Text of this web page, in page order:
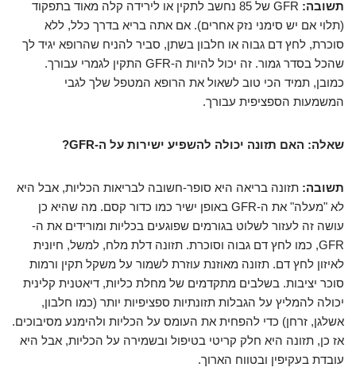
תשובה:
GFR של 85 נחשב לתקין או לירידה קלה מאוד בתפקוד
(תלוי אם יש סימני נזק אחרים). אם אתה בריא בדרך כלל, ללא
סוכרת, לחץ דם גבוה או חלבון בשתן, סביר להניח שהרופא יגיד לך
שהכל בסדר גמור. זה יכול להיות ה-GFR התקין לגמרי עבורך.
כמובן, תמיד הכי טוב לשאול את הרופא המטפל שלך לגבי
המשמעות הספציפית עבורך.
שאלה: האם תזונה יכולה להשפיע ישירות על ה-GFR?
תשובה: תזונה בריאה היא סופר-חשובה לבריאות הכליות, אבל היא
לא "מעלה" את ה-GFR באופן ישיר כמו כדור קסם. מה שהיא כן
עושה זה לעזור לשלוט בגורמים שפוגעים בכליות ומורידים את ה-
GFR, כמו לחץ דם גבוה וסוכרת. תזונה דלת מלח, למשל, חיונית
לאיזון לחץ דם. תזונה מאוזנת עוזרת לשמור על משקל תקין ורמות
סוכר יציבות. בשלבים מתקדמים של מחלת כליות, דיאטנית קלינית
יכולה להמליץ על הגבלות תזונתיות ספציפיות יותר (כמו חלבון,
אשלגן, זרחן) כדי להפחית את העומס על הכליות ולהימנע מסיבוכים.
אז כן, תזונה היא חלק קריטי בטיפול ובשמירה על הכליות, אבל היא
עובדת בעקיפין ובטווח הארוך.